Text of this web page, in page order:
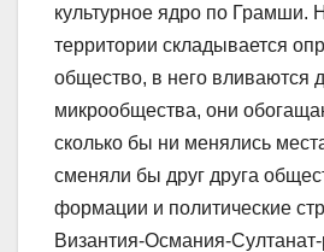
культурное ядро по Грамши.
территории складывается
общество, в него вливаются
микрообщества, они
сколько бы ни менялись
сменяли бы друг друга
формации и политические
Византия-Османия-Султанат-